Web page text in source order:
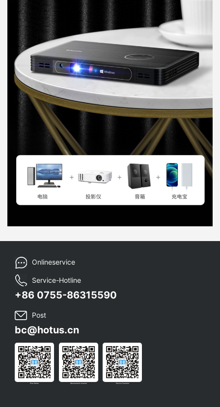
Onlineservice
Service-Hotline
+86 0755-86315590
Post
bc@hotus.cn
Sina Weibo Abonnement nummer Service Nummer